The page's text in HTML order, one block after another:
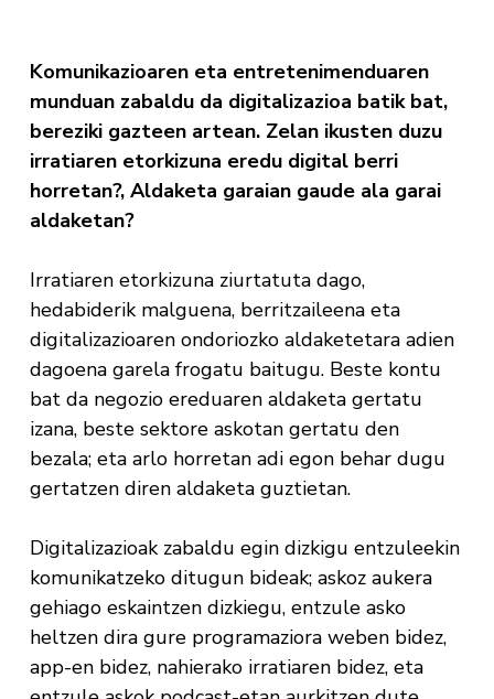
Komunikazioaren eta entretenimenduaren
munduan zabaldu da digitalizazioa batik bat,
bereziki gazteen artean. Zelan ikusten duzu
irratiaren etorkizuna eredu digital berri
horretan?, Aldaketa garaian gaude ala garai
aldaketan?
Irratiaren etorkizuna ziurtatuta dago,
hedabiderik malguena, berritzaileena eta
digitalizazioaren ondoriozko aldaketetara adien
dagoena garela frogatu baitugu. Beste kontu
bat da negozio ereduaren aldaketa gertatu
izana, beste sektore askotan gertatu den
bezala; eta arlo horretan adi egon behar dugu
gertatzen diren aldaketa guztietan.
Digitalizazioak zabaldu egin dizkigu entzuleekin
komunikatzeko ditugun bideak; askoz aukera
gehiago eskaintzen dizkiegu, entzule asko
heltzen dira gure programaziora weben bidez,
app-en bidez, nahierako irratiaren bidez, eta